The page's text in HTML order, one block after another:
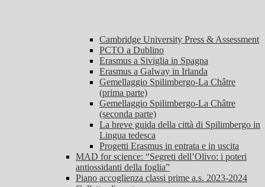
Cambridge University Press & Assessment
PCTO a Dublino
Erasmus a Siviglia in Spagna
Erasmus a Galway in Irlanda
Gemellaggio Spilimbergo-La Châtre
(prima parte)
Gemellaggio Spilimbergo-La Châtre
(seconda parte)
La breve guida della città di Spilimbergo in
Lingua tedesca
Progetti Erasmus in entrata e in uscita
MAD for science: “Segreti dell’Olivo: i poteri
antiossidanti della foglia”
Piano accoglienza classi prime a.s. 2023-2024